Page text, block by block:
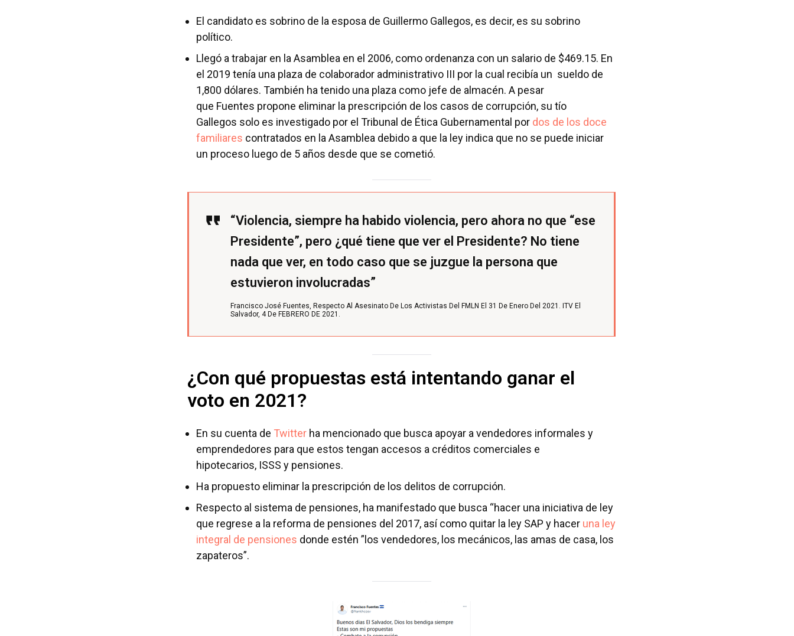
El candidato es sobrino de la esposa de Guillermo Gallegos, es decir, es su sobrino
político.
Llegó a trabajar en la Asamblea en el 2006, como ordenanza con un salario de $469.15. En
el 2019 tenía una plaza de colaborador administrativo III por la cual recibía un sueldo de
1,800 dólares. También ha tenido una plaza como jefe de almacén. A pesar
que Fuentes propone eliminar la prescripción de los casos de corrupción, su tío
Gallegos solo es investigado por el Tribunal de Ética Gubernamental por dos de los doce
familiares contratados en la Asamblea debido a que la ley indica que no se puede iniciar
un proceso luego de 5 años desde que se cometió.
“Violencia, siempre ha habido violencia, pero ahora no que “ese
Presidente”, pero ¿qué tiene que ver el Presidente? No tiene
nada que ver, en todo caso que se juzgue la persona que
estuvieron involucradas”
Francisco José Fuentes, Respecto Al Asesinato De Los Activistas Del FMLN El 31 De Enero Del 2021. ITV El
Salvador, 4 De FEBRERO DE 2021.
¿Con qué propuestas está intentando ganar el
voto en 2021?
En su cuenta de Twitter ha mencionado que busca apoyar a vendedores informales y
emprendedores para que estos tengan accesos a créditos comerciales e
hipotecarios, ISSS y pensiones.
Ha propuesto eliminar la prescripción de los delitos de corrupción.
Respecto al sistema de pensiones, ha manifestado que busca “hacer una iniciativa de ley
que regrese a la reforma de pensiones del 2017, así como quitar la ley SAP y hacer una ley
integral de pensiones donde estén ”los vendedores, los mecánicos, las amas de casa, los
zapateros”.